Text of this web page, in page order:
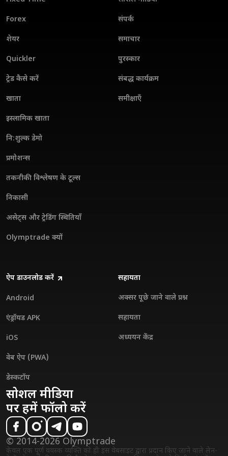
Forex
शेयर
Quickler
ट्रेड कैसे करें
खाता
इस्लामिक खाता
नि:शुल्क डेमो
प्रमोशन्स
तकनीकी विश्लेषण के टूल्स
निकासी
असेट्स और ट्रेडिंग स्थितियाँ
Olymptrade क्यों
संपर्क
समाचार
पुरस्कार
संबद्ध कार्यक्रम
समीक्षाएँ
ऐप डाउनलोड करें
Android
एंड्रॉयड APK
iOS
वेब ऐप (PWA)
डेस्कटॉप
सहायता
अक्सर पूछे जाने वाले प्रश्न
सहायता
अध्ययन केंद्र
सोशल मीडिया
पर हमें फॉलो करें
© 2014-2026 Olymptrade
केवल एक पूर्ण वयस्क व्यक्ति को ही इस वेबसाइट द्वारा प्रदान किए जाने वाले लेन-